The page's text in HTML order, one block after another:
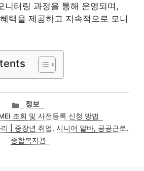
니터링 과정을 통해 운영되며,
택을 제공하고 지속적으로 모니
카
테
고
리
정보
조회 및 사전등록 신청 방법
| 중장년 취업, 시니어 알바, 공공근로,
종합복지관